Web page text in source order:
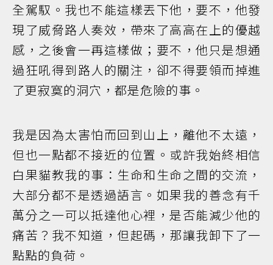
全駕馭。我也不能這樣丟下他，要不，他發
現了威脅路人奏效，帶來了高高在上的優越
感，之後會一再這樣做；要不，他只是想通
過狂吼得到路人的關注，卻不得要領而掉進
了更寂寞的洞穴，都是危險的事。
我是因為太害怕而回到山上，離他不太遠，
但也一點都不接近的位置。或許我始終相信
白果貓教我的事：生命和生命之間的交流，
大部分都不是透過語言。如果我的善念有千
萬分之一可以抵達他心裡，是否能減少他的
痛苦？我不知道，但起碼，那讓我卸下了一
點點的負荷。